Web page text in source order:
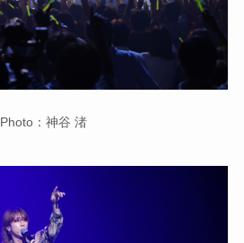
Photo：神谷 渚